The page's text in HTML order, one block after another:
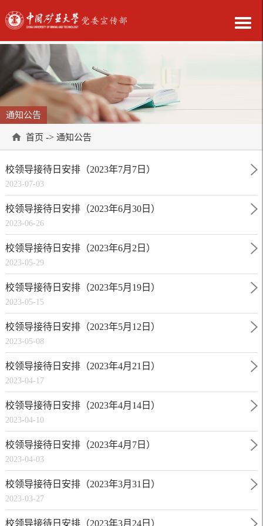
通知公告
首页 -> 通知公告
校领导接待日安排（2023年7月7日）
2023-07-03
校领导接待日安排（2023年6月30日）
2023-06-26
校领导接待日安排（2023年6月2日）
2023-05-29
校领导接待日安排（2023年5月19日）
2023-05-15
校领导接待日安排（2023年5月12日）
2023-05-08
校领导接待日安排（2023年4月21日）
2023-04-17
校领导接待日安排（2023年4月14日）
2023-04-10
校领导接待日安排（2023年4月7日）
2023-04-03
校领导接待日安排（2023年3月31日）
2023-03-27
校领导接待日安排（2023年3月24日）